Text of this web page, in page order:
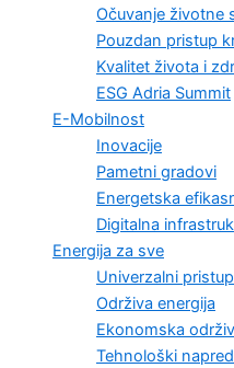
Očuvanje životne
Pouzdan pristup
Kvalitet života i
ESG Adria Summit
E-Mobilnost
Inovacije
Pametni gradovi
Energetska
Digitalna
Energija za sve
Univerzalni
Održiva energija
Ekonomska
Tehnološki